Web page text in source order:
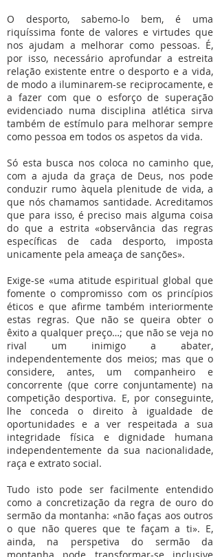
O desporto, sabemo-lo bem, é uma
riquíssima fonte de valores e virtudes que
nos ajudam a melhorar como pessoas. É,
por isso, necessário aprofundar a estreita
relação existente entre o desporto e a vida,
de modo a iluminarem-se reciprocamente, e
a fazer com que o esforço de superação
evidenciado numa disciplina atlética sirva
também de estímulo para melhorar sempre
como pessoa em todos os aspetos da vida.
Só esta busca nos coloca no caminho que,
com a ajuda da graça de Deus, nos pode
conduzir rumo àquela plenitude de vida, a
que nós chamamos santidade. Acreditamos
que para isso, é preciso mais alguma coisa
do que a estrita «observância das regras
específicas de cada desporto, imposta
unicamente pela ameaça de sanções».
Exige-se «uma atitude espiritual global que
fomente o compromisso com os princípios
éticos e que afirme também interiormente
estas regras. Que não se queira obter o
êxito a qualquer preço…; que não se veja no
rival um inimigo a abater,
independentemente dos meios; mas que o
considere, antes, um companheiro e
concorrente (que corre conjuntamente) na
competição desportiva. E, por conseguinte,
lhe conceda o direito à igualdade de
oportunidades e a ver respeitada a sua
integridade física e dignidade humana
independentemente da sua nacionalidade,
raça e extrato social.
Tudo isto pode ser facilmente entendido
como a concretização da regra de ouro do
sermão da montanha: «não faças aos outros
o que não queres que te façam a ti». E,
ainda, na perspetiva do sermão da